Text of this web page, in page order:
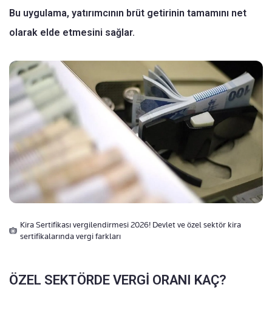
Bu uygulama, yatırımcının brüt getirinin tamamını net
olarak elde etmesini sağlar.
Kira Sertifikası vergilendirmesi 2026! Devlet ve özel sektör kira
sertifikalarında vergi farkları
ÖZEL SEKTÖRDE VERGİ ORANI KAÇ?